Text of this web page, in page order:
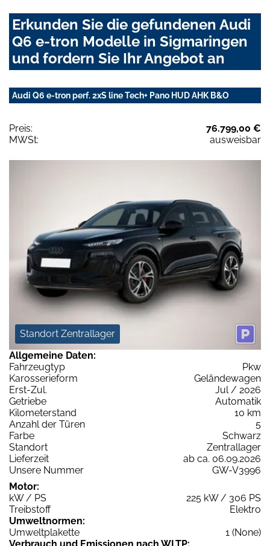
Erkunden Sie die gefundenen Audi
Q6 e-tron Modelle in Sigmaringen
und fordern Sie Ihr Angebot an
Audi Q6 e-tron perf. 2xS line Tech+ Pano HUD AHK B&O
Preis:
76.799,00 €
MWSt:
ausweisbar
Standort Zentrallager
Allgemeine Daten:
Fahrzeugtyp
Pkw
Karosserieform
Geländewagen
Erst-Zul.
Jul / 2026
Getriebe
Automatik
Kilometerstand
10 km
Anzahl der Türen
5
Farbe
Schwarz
Standort
Zentrallager
Lieferzeit
ab ca. 06.09.2026
Unsere Nummer
GW-V3996
Motor:
kW / PS
225 kW / 306 PS
Treibstoff
Elektro
Umweltnormen:
Umweltplakette
1 (None)
Verbrauch und Emissionen nach WLTP: